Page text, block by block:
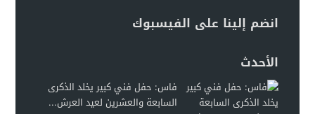
انضم إلينا على الفيسبوك
الأحدث
فاس: حفل فني كبير يخلد الذكرى
السابعة والعشرين لعيد العرش...